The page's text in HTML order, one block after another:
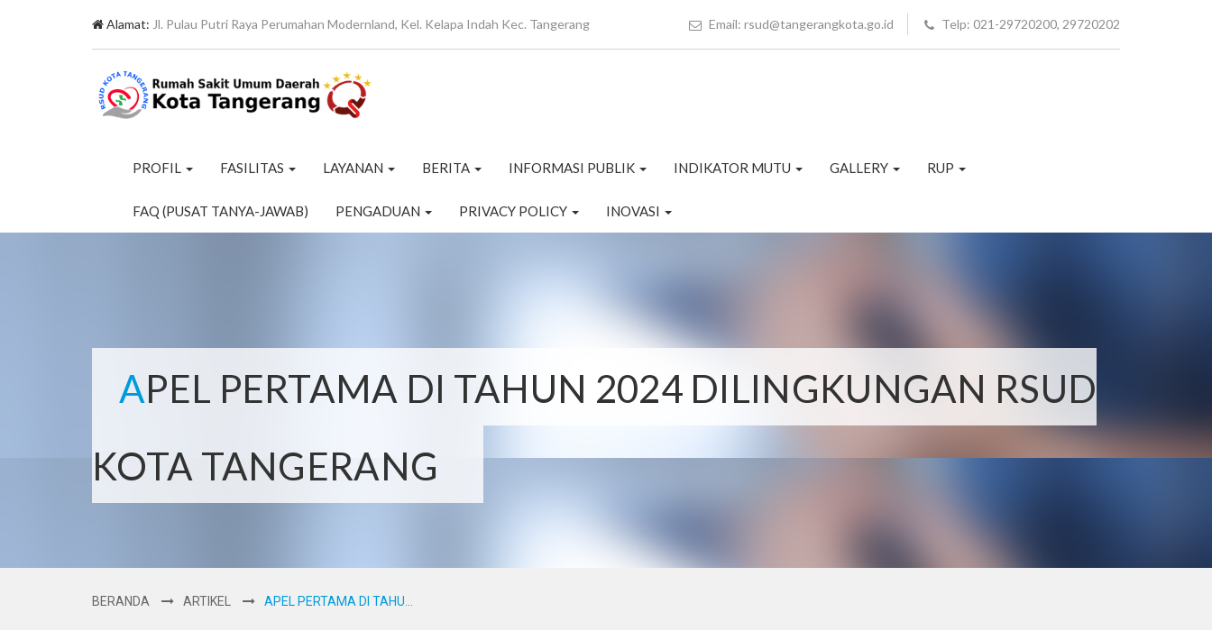
Alamat: Jl. Pulau Putri Raya Perumahan Modernland, Kel. Kelapa Indah Kec. Tangerang Email: rsud@tangerangkota.go.id Telp: 021-29720200, 29720202
PROFIL FASILITAS LAYANAN BERITA INFORMASI PUBLIK INDIKATOR MUTU GALLERY RUP
FAQ (PUSAT TANYA-JAWAB) PENGADUAN PRIVACY POLICY INOVASI
APEL PERTAMA DI TAHUN 2024 DILINGKUNGAN RSUD
KOTA TANGERANG
BERANDA ARTIKEL APEL PERTAMA DI TAHU...